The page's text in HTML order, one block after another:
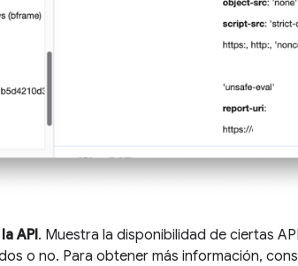
API. Muestra la disponibilidad de ciertas
o no. Para obtener más información,